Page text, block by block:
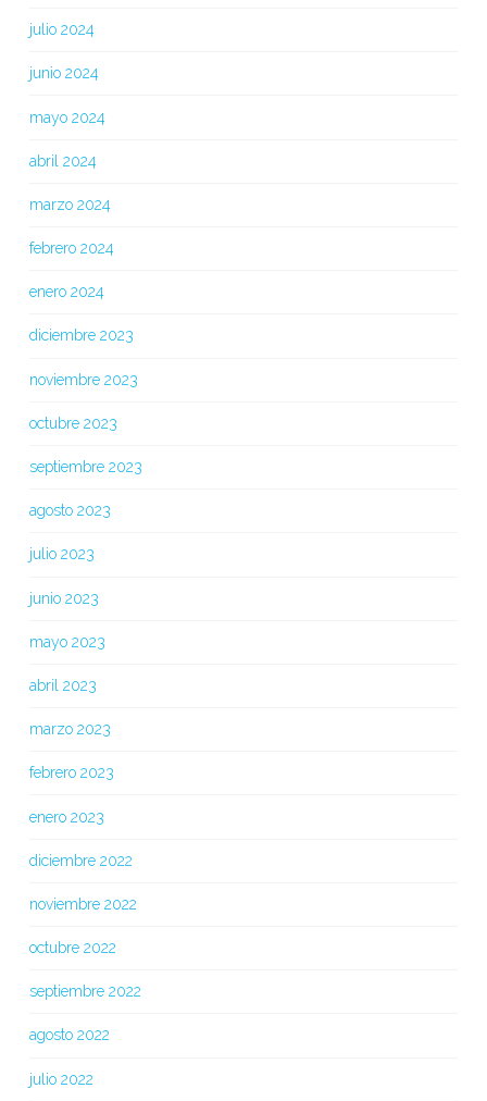
julio 2024
junio 2024
mayo 2024
abril 2024
marzo 2024
febrero 2024
enero 2024
diciembre 2023
noviembre 2023
octubre 2023
septiembre 2023
agosto 2023
julio 2023
junio 2023
mayo 2023
abril 2023
marzo 2023
febrero 2023
enero 2023
diciembre 2022
noviembre 2022
octubre 2022
septiembre 2022
agosto 2022
julio 2022